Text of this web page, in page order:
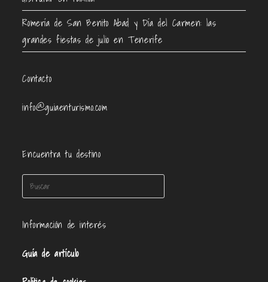
Romería de San Benito Abad y Día del Carmen: las
grandes fiestas de julio en Tenerife
Contacto
info@guiaenturismo.com
Encuentra tu destino
Información de interés
Guía de artículo